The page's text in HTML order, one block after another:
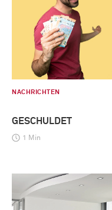
NACHRICHTEN
GESCHULDET
1 Min